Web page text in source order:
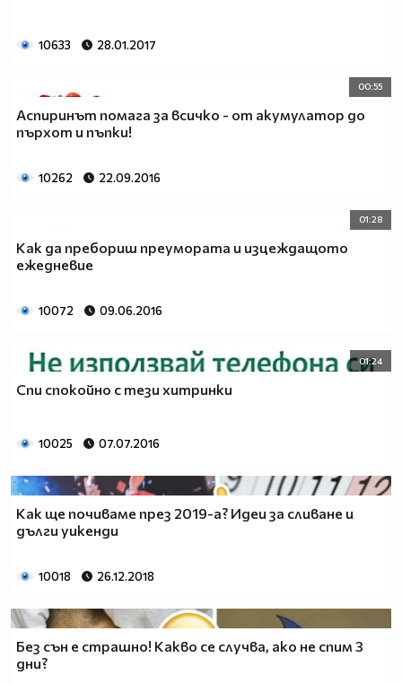
10633 28.01.2017
00:55
Аспиринът помага за всичко - от акумулатор до
пърхот и пъпки!
10262 22.09.2016
01:28
Как да пребориш преумората и изцеждащото
ежедневие
10072 09.06.2016
01:24
Спи спокойно с тези хитринки
10025 07.07.2016
Как ще почиваме през 2019-а? Идеи за сливане и
дълги уикенди
10018 26.12.2018
Без сън е страшно! Какво се случва, ако не спим 3
дни?